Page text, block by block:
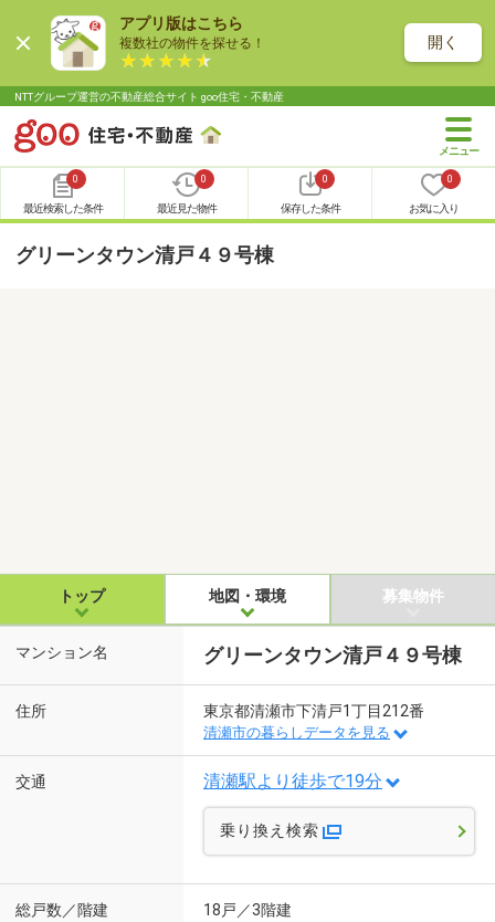
アプリ版はこちら
複数社の物件を探せる！ 開く
NTTグループ運営の不動産総合サイト goo住宅・不動産
0
最近検索した条件
0
最近見た物件
0
保存した条件
0
お気に入り
グリーンタウン清戸４９号棟
トップ 地図・環境 募集物件
マンション名 グリーンタウン清戸４９号棟
住所 東京都清瀬市下清戸1丁目212番
清瀬市の暮らしデータを見る
交通 清瀬駅より徒歩で19分
乗り換え検索
総戸数／階建 18戸／3階建